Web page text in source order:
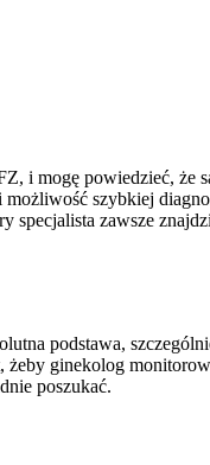
i mogę powiedzieć,
szybkiej
zawsze
podstawa,
ginekolog
poszukać.